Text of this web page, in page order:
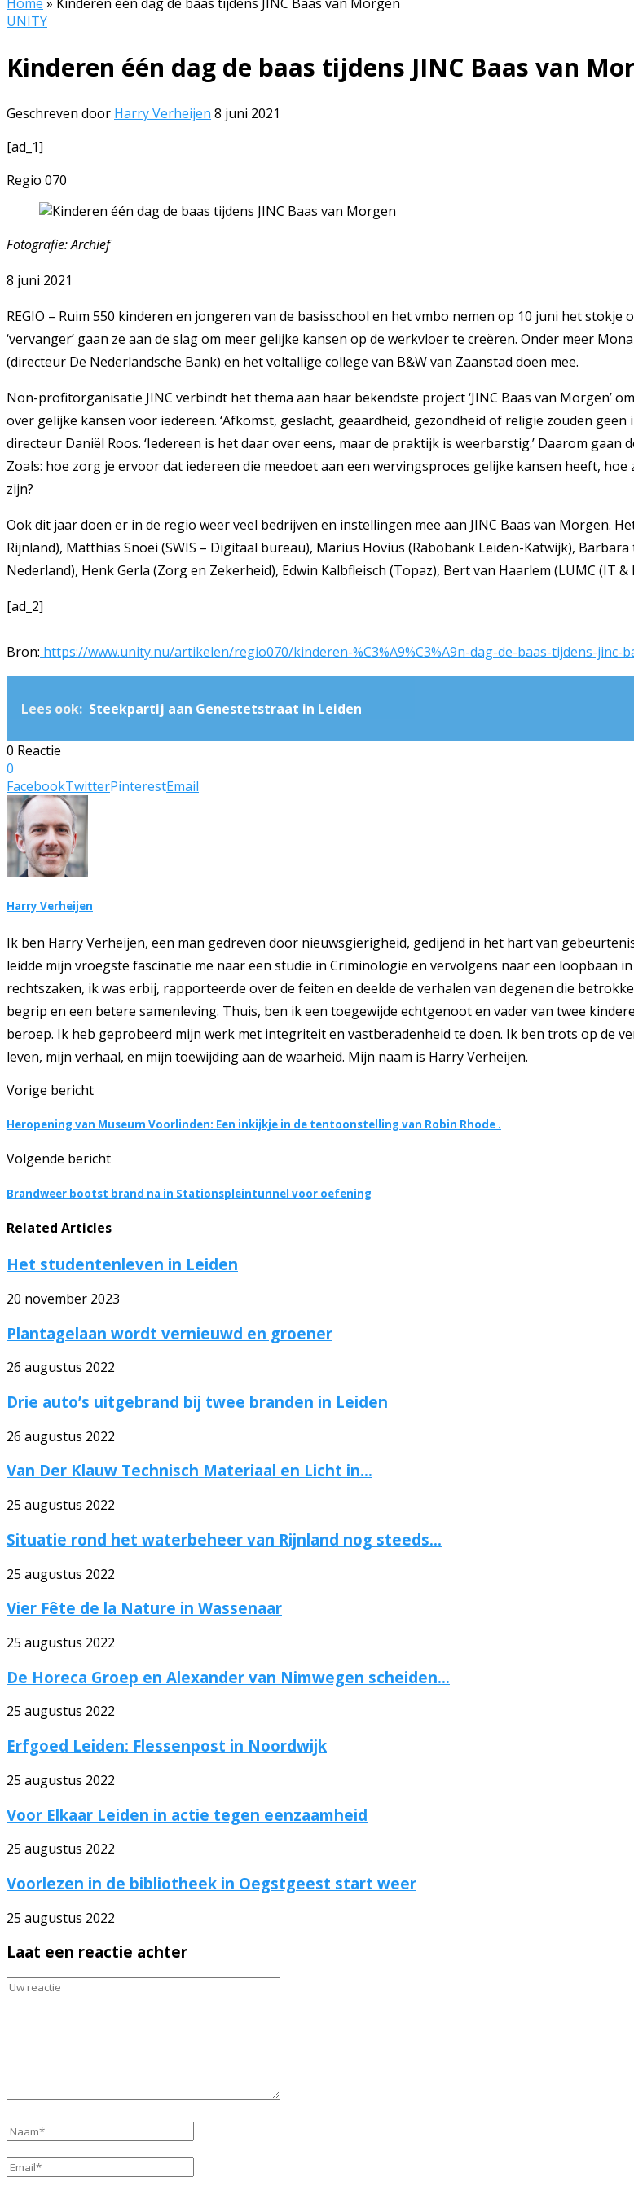
UNITY
Kinderen één dag de baas tijdens JINC Baas van
Geschreven door Harry Verheijen 8 juni 2021
[ad_1]
Regio 070
Fotografie: Archief
8 juni 2021
REGIO – Ruim 550 kinderen en jongeren van de basisschool en het vmbo nemen op 10 juni het stokje
‘vervanger’ gaan ze aan de slag om meer gelijke kansen op de werkvloer te creëren. Onder meer
(directeur De Nederlandsche Bank) en het voltallige college van B&W van Zaanstad doen mee.
Non-profitorganisatie JINC verbindt het thema aan haar bekendste project ‘JINC Baas van Morgen’
over gelijke kansen voor iedereen. ‘Afkomst, geslacht, geaardheid, gezondheid of religie zouden
directeur Daniël Roos. ‘Iedereen is het daar over eens, maar de praktijk is weerbarstig.’ Daarom
Zoals: hoe zorg je ervoor dat iedereen die meedoet aan een wervingsproces gelijke kansen heeft,
zijn?
Ook dit jaar doen er in de regio weer veel bedrijven en instellingen mee aan JINC Baas van Morgen.
Rijnland), Matthias Snoei (SWIS – Digitaal bureau), Marius Hovius (Rabobank Leiden-Katwijk),
Nederland), Henk Gerla (Zorg en Zekerheid), Edwin Kalbfleisch (Topaz), Bert van Haarlem (LUMC (IT
[ad_2]
Bron: https://www.unity.nu/artikelen/regio070/kinderen-%C3%A9%C3%A9n-dag-de-baas-tijdens-jinc-
Lees ook: Steekpartij aan Genestetstraat in Leiden
0 Reactie
0
FacebookTwitterPinterestEmail
Harry Verheijen
Ik ben Harry Verheijen, een man gedreven door nieuwsgierigheid, gedijend in het hart van
leidde mijn vroegste fascinatie me naar een studie in Criminologie en vervolgens naar een
rechtszaken, ik was erbij, rapporteerde over de feiten en deelde de verhalen van degenen die
begrip en een betere samenleving. Thuis, ben ik een toegewijde echtgenoot en vader van twee
beroep. Ik heb geprobeerd mijn werk met integriteit en vastberadenheid te doen. Ik ben trots op de
leven, mijn verhaal, en mijn toewijding aan de waarheid. Mijn naam is Harry Verheijen.
Vorige bericht
Heropening van Museum Voorlinden: Een inkijkje in de tentoonstelling van Robin Rhode .
Volgende bericht
Brandweer bootst brand na in Stationspleintunnel voor oefening
Related Articles
Het studentenleven in Leiden
20 november 2023
Plantagelaan wordt vernieuwd en groener
26 augustus 2022
Drie auto’s uitgebrand bij twee branden in Leiden
26 augustus 2022
Van Der Klauw Technisch Materiaal en Licht in...
25 augustus 2022
Situatie rond het waterbeheer van Rijnland nog steeds...
25 augustus 2022
Vier Fête de la Nature in Wassenaar
25 augustus 2022
De Horeca Groep en Alexander van Nimwegen scheiden...
25 augustus 2022
Erfgoed Leiden: Flessenpost in Noordwijk
25 augustus 2022
Voor Elkaar Leiden in actie tegen eenzaamheid
25 augustus 2022
Voorlezen in de bibliotheek in Oegstgeest start weer
25 augustus 2022
Laat een reactie achter